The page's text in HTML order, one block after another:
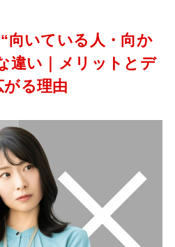
向いている人・向か
違い｜メリットとデ
る理由